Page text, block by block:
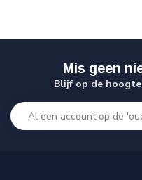
Mis geen
Blijf op de